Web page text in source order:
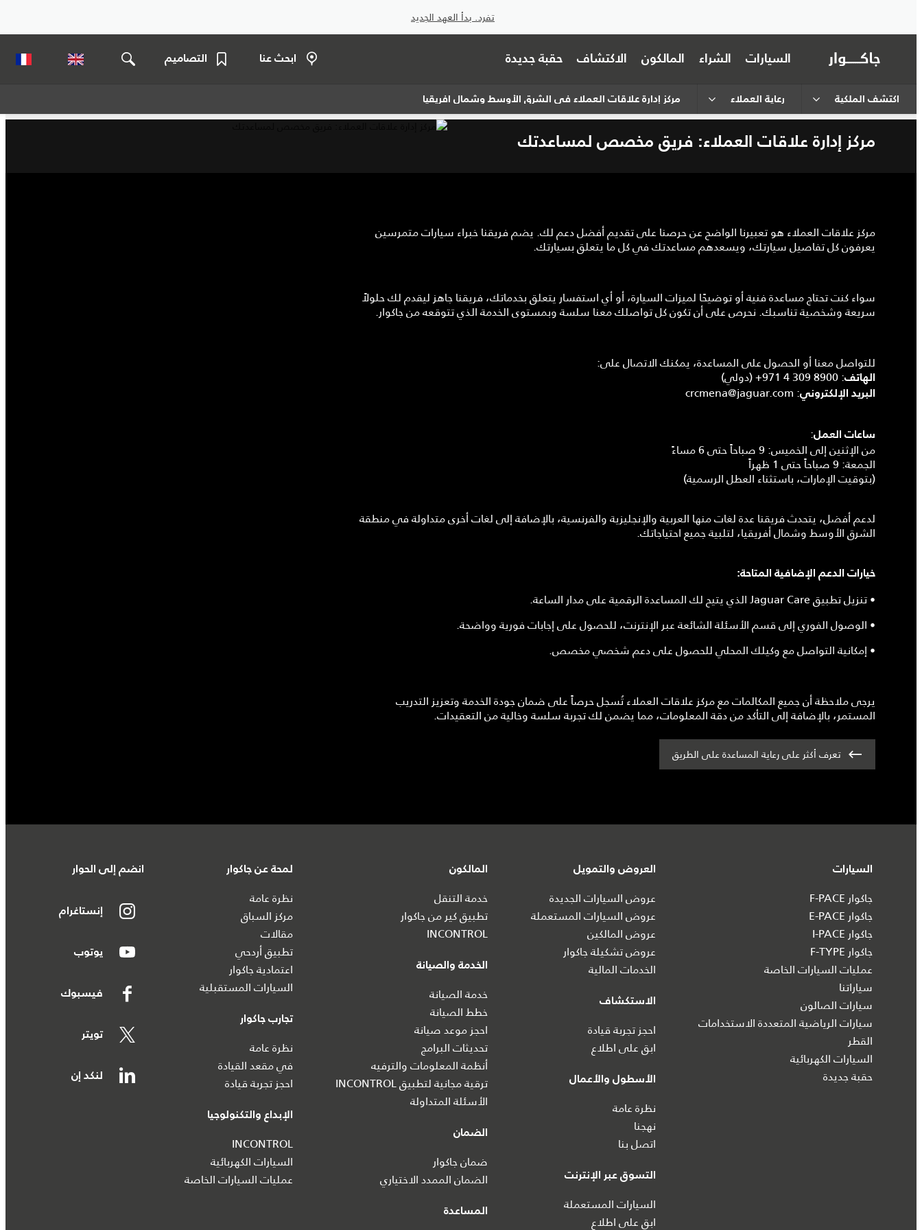
تفرد. بدأ العهد الجديد
السيارات الشراء المالكون الاكتشاف حقبة جديدة ابحث عنا التصاميم
اكتشف الملكية رعاية العملاء مركز إدارة علاقات العملاء في الشرق الأوسط وشمال أفريقيا
مركز إدارة علاقات العملاء: فريق مخصص لمساعدتك
مركز علاقات العملاء هو تعبيرنا الواضح عن حرصنا على تقديم أفضل دعم لك. يضم فريقنا خبراء سيارات متمرسين
يعرفون كل تفاصيل سيارتك، ويسعدهم مساعدتك في كل ما يتعلق بسيارتك.
سواء كنت تحتاج مساعدة فنية أو توضيحًا لميزات السيارة، أو أي استفسار يتعلق بخدماتك، فريقنا جاهز ليقدم لك حلولاً
سريعة وشخصية تناسبك. نحرص على أن تكون كل تواصلك معنا سلسة وبمستوى الخدمة الذي تتوقعه من جاكوار.
للتواصل معنا أو الحصول على المساعدة، يمكنك الاتصال على:
الهاتف:
+971 4 309 8900(دولي)
البريد الإلكتروني:
crcmena@jaguar.com
ساعات العمل:
من الإثنين إلى الخميس: 9 صباحاً حتى 6 مساءً
الجمعة: 9 صباحاً حتى 1 ظهراً
(بتوقيت الإمارات، باستثناء العطل الرسمية)
لدعم أفضل، يتحدث فريقنا عدة لغات منها العربية والإنجليزية والفرنسية، بالإضافة إلى لغات أخرى متداولة في منطقة
الشرق الأوسط وشمال أفريقيا، لتلبية جميع احتياجاتك.
خيارات الدعم الإضافية المتاحة:
• تنزيل تطبيق Jaguar Care الذي يتيح لك المساعدة الرقمية على مدار الساعة.
• الوصول الفوري إلى قسم الأسئلة الشائعة عبر الإنترنت، للحصول على إجابات فورية وواضحة.
• إمكانية التواصل مع وكيلك المحلي للحصول على دعم شخصي مخصص.
يرجى ملاحظة أن جميع المكالمات مع مركز علاقات العملاء تُسجل حرصاً على ضمان جودة الخدمة وتعزيز التدريب
المستمر، بالإضافة إلى التأكد من دقة المعلومات، مما يضمن لك تجربة سلسة وخالية من التعقيدات.
تعرف أكثر على رعاية المساعدة على الطريق
السيارات
جاكوار F-PACE
جاكوار E-PACE
جاكوار I‑PACE
جاكوار F-TYPE
عمليات السيارات الخاصة
سياراتنا
سيارات الصالون
سيارات الرياضية المتعددة الاستخدامات
القطر
السيارات الكهربائية
حقبة جديدة
العروض والتمويل
عروض السيارات الجديدة
عروض السيارات المستعملة
عروض المالكين
عروض تشكيلة جاكوار
الخدمات المالية
الاستكشاف
احجز تجربة قيادة
ابق على اطلاع
الأسطول والأعمال
نظرة عامة
نهجنا
اتصل بنا
التسوق عبر الإنترنت
السيارات المستعملة
ابق على اطلاع
المالكون
خدمة التنقل
تطبيق كير من جاكوار
INCONTROL
الخدمة والصيانة
خدمة الصيانة
خطط الصيانة
احجز موعد صيانة
تحديثات البرامج
أنظمة المعلومات والترفيه
ترقية مجانية لتطبيق INCONTROL
الأسئلة المتداولة
الضمان
ضمان جاكوار
الضمان الممدد الاختياري
المساعدة
لمحة عن جاكوار
نظرة عامة
مركز السباق
مقالات
تطبيق أردحي
اعتمادية جاكوار
السيارات المستقبلية
تجارب جاكوار
نظرة عامة
في مقعد القيادة
احجز تجربة قيادة
الإبداع والتكنولوجيا
INCONTROL
السيارات الكهربائية
عمليات السيارات الخاصة
انضم إلى الحوار
إنستاغرام
يوتوب
فيسبوك
تويتر
لنكد إن